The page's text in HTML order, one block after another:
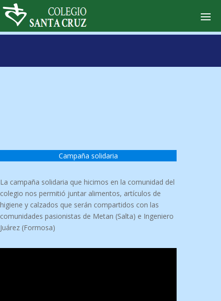
Campaña solidaria
La campaña solidaria que hicimos en la comunidad del
colegio nos permitió juntar alimentos, artículos de
higiene y calzados que serán compartidos con las
comunidades pasionistas de Metan (Salta) e Ingeniero
Juárez (Formosa)